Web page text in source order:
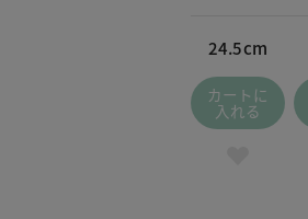
24.5cm
カートに
入れる